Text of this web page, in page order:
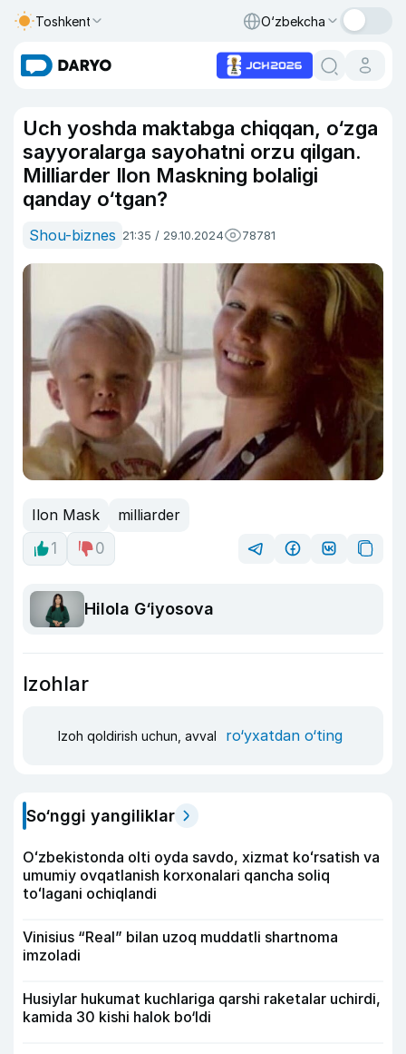
Toshkent O‘zbekcha
Uch yoshda maktabga chiqqan, o‘zga
sayyoralarga sayohatni orzu qilgan.
Milliarder Ilon Maskning bolaligi
qanday o‘tgan?
Shou-biznes 21:35 / 29.10.2024 78781
Ilon Mask
milliarder
1
0
Hilola G‘iyosova
Izohlar
Izoh qoldirish uchun, avval ro‘yxatdan o‘ting
So‘nggi yangiliklar
Oʻzbekistonda olti oyda savdo, xizmat koʻrsatish va
umumiy ovqatlanish korxonalari qancha soliq
toʻlagani ochiqlandi
Vinisius “Real” bilan uzoq muddatli shartnoma
imzoladi
Husiylar hukumat kuchlariga qarshi raketalar uchirdi,
kamida 30 kishi halok bo‘ldi